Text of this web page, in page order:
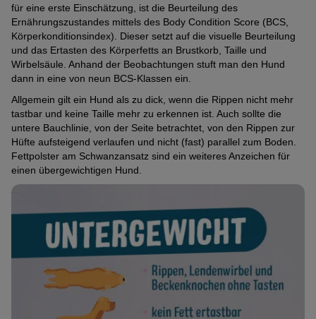
für eine erste Einschätzung, ist die Beurteilung des
Ernährungszustandes mittels des Body Condition Score (BCS,
Körperkonditionsindex). Dieser setzt auf die visuelle Beurteilung
und das Ertasten des Körperfetts an Brustkorb, Taille und
Wirbelsäule. Anhand der Beobachtungen stuft man den Hund
dann in eine von neun BCS-Klassen ein.
Allgemein gilt ein Hund als zu dick, wenn die Rippen nicht mehr
tastbar und keine Taille mehr zu erkennen ist. Auch sollte die
untere Bauchlinie, von der Seite betrachtet, von den Rippen zur
Hüfte aufsteigend verlaufen und nicht (fast) parallel zum Boden.
Fettpolster am Schwanzansatz sind ein weiteres Anzeichen für
einen übergewichtigen Hund.